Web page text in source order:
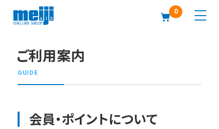
0
ご利用案内
GUIDE
会員・ポイントについて